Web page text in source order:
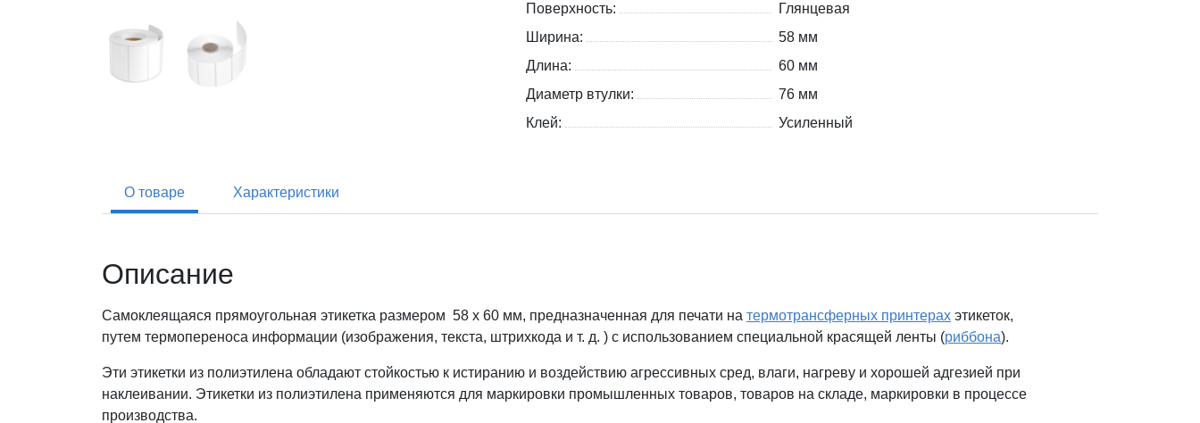
Поверхность:
Глянцевая
Ширина:
58 мм
Длина:
60 мм
Диаметр втулки:
76 мм
Клей:
Усиленный
О товаре Характеристики
Описание
Самоклеящаяся прямоугольная этикетка размером 58 x 60 мм, предназначенная для печати на термотрансферных принтерах этикеток,
путем термопереноса информации (изображения, текста, штрихкода и т. д. ) с использованием специальной красящей ленты (риббона).
Эти этикетки из полиэтилена обладают стойкостью к истиранию и воздействию агрессивных сред, влаги, нагреву и хорошей адгезией при
наклеивании. Этикетки из полиэтилена применяются для маркировки промышленных товаров, товаров на складе, маркировки в процессе
производства.